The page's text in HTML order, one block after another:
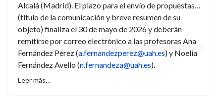
Alcalá (Madrid). El plazo para el envío de propuestas
(título de la comunicación y breve resumen de su
objeto) finaliza el 30 de mayo de 2026 y deberán
remitirse por correo electrónico a las profesoras Ana
Fernández Pérez (a.fernandezperez@uah.es) y Noelia
Fernández Avello (n.fernandeza@uah.es).
Leer más…